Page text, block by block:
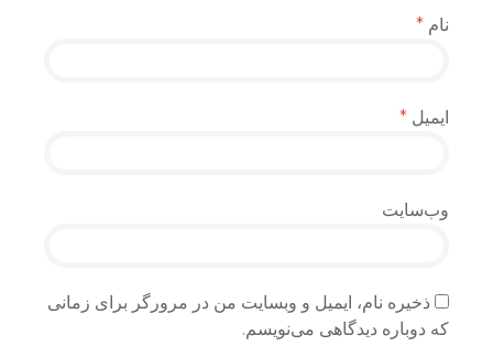
نام *
ایمیل *
وب‌سایت
ذخیره نام، ایمیل و وبسایت من در مرورگر برای زمانی
که دوباره دیدگاهی می‌نویسم.